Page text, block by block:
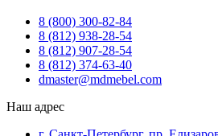
8 (800) 300-82-84
8 (812) 938-28-54
8 (812) 907-28-54
8 (812) 374-63-40
dmaster@mdmebel.com
Наш адрес